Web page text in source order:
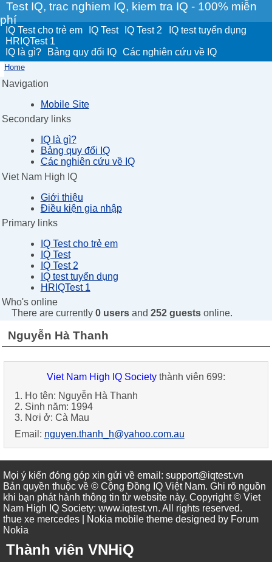
Test IQ, trac nghiem IQ, kiem tra IQ - 100% miễn
phí
IQ Test cho trẻ em IQ Test IQ Test 2
IQ test tuyển dụng
HRIQTest 1
IQ là gì?
Bảng quy đổi IQ Các nghiên cứu về IQ
Home
Navigation
Mobile Site
Secondary links
IQ là gì?
Bảng quy đổi IQ
Các nghiên cứu về IQ
Viet Nam High IQ
Giới thiệu
Điều kiện gia nhập
Primary links
IQ Test cho trẻ em
IQ Test
IQ Test 2
IQ test tuyển dụng
HRIQTest 1
Who's online
There are currently 0 usersand 252 guestsonline.
Nguyễn Hà Thanh
Viet Nam High IQ Societythành viên 699:
1. Họ tên: Nguyễn Hà Thanh
2. Sinh năm: 1994
3. Nơi ở: Cà Mau
Email: nguyen.thanh_h@yahoo.com.au
Mọi ý kiến đóng góp xin gửi về email: support@iqtest.vn
Bản quyền thuộc về © Cộng Đồng IQ Việt Nam. Ghi rõ nguồn
khi bạn phát hành thông tin từ website này. Copyright © Viet
Nam High IQ Society: www.iqtest.vn. All rights reserved.
thue xe mercedes | Nokia mobile theme designed by Forum
Nokia
Thành viên VNHiQ